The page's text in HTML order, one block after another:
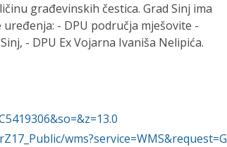
građevinskih čestica. Grad Sinj ima
- DPU područja mješovite -
- DPU Ex Vojarna Ivaniša Nelipića.
wms?service=WMS&request=G